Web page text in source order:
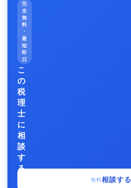
完
全
無
料
・
最
短
即
日
こ
の
税
理
士
に
相
談
す
る
無料相談する